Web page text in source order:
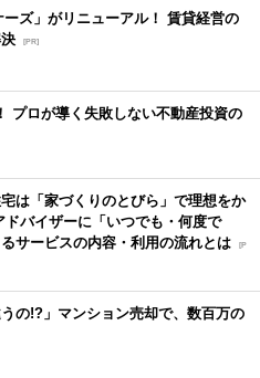
ーズ」がリニューアル！ 賃貸経営の
[PR]
プロが導く失敗しない不動産投資の
は「家づくりのとびら」で理想をか
ドバイザーに「いつでも・何度で
サービスの内容・利用の流れとは [P
うの!?」マンション売却で、数百万の